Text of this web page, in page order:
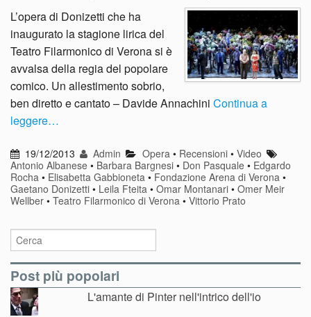
L’opera di Donizetti che ha
inaugurato la stagione lirica del
Teatro Filarmonico di Verona si è
avvalsa della regia del popolare
comico. Un allestimento sobrio,
ben diretto e cantato – Davide Annachini Continua a
leggere…
19/12/2013 Admin Opera• Recensioni• Video
Antonio Albanese • Barbara Bargnesi • Don Pasquale • Edgardo
Rocha • Elisabetta Gabbioneta • Fondazione Arena di Verona •
Gaetano Donizetti • Leila Fteita • Omar Montanari • Omer Meir
Wellber • Teatro Filarmonico di Verona • Vittorio Prato
Post più popolari
L'amante di Pinter nell'intrico dell'io